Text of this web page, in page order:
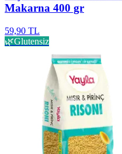
Makarna 400 gr
59,90 TL
🌿Glutensiz